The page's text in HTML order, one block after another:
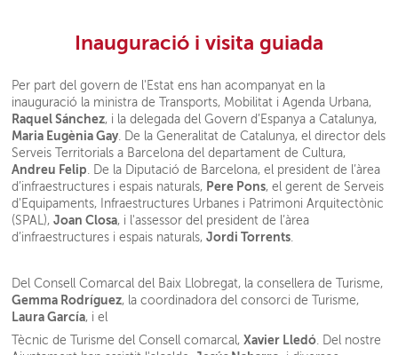
Inauguració i visita guiada
Per part del govern de l'Estat ens han acompanyat en la
inauguració la ministra de Transports, Mobilitat i Agenda Urbana,
Raquel Sánchez, i la delegada del Govern d’Espanya a Catalunya,
Maria Eugènia Gay. De la Generalitat de Catalunya, el director dels
Serveis Territorials a Barcelona del departament de Cultura,
Andreu Felip. De la Diputació de Barcelona, el president de l’àrea
d’infraestructures i espais naturals, Pere Pons, el gerent de Serveis
d'Equipaments, Infraestructures Urbanes i Patrimoni Arquitectònic
(SPAL),Joan Closa, i l'assessor del president de l’àrea
d’infraestructures i espais naturals,Jordi Torrents.
Del Consell Comarcal del Baix Llobregat, la consellera de Turisme,
Gemma Rodríguez, la coordinadora del consorci de Turisme,
Laura García, i el
Tècnic de Turisme del Consell comarcal,Xavier Lledó. Del nostre